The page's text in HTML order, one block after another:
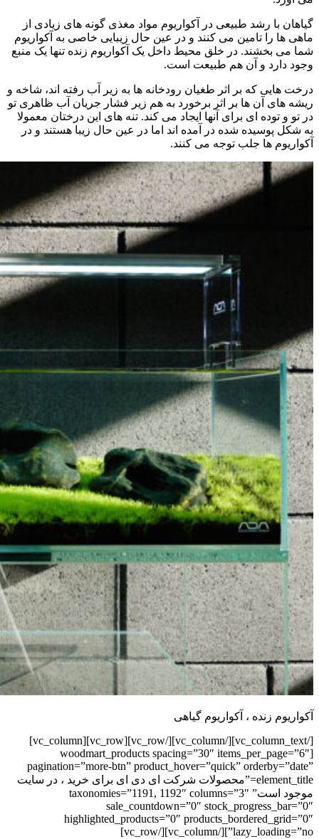
گیاهان با رشد طبیعی در آکواریوم مواد مغذی گونه های زیادی از
ماهی ها را تامین می کنند و در عین حال زیبایی خاصی به آکواریوم
شما می بخشند. در خلق محیط داخل یک آکواریوم زنده تنها یک منبع
وجود دارد و آن هم طبیعت است.
درخت هایی که بر اثر طغیان رودخانه ها به زیر آب رفته اند، شاخه و
ریشه های آن ها بر اثر برخورد به هم زیر فشار جریان آب ظاهری تو
در تو و توده ای برای آنها ایجاد می کند. تنه های این درختان معمولا
به شکل پوسیده شده در آمده اند اما در عین حال زیبا هستند و در
آکواریوم ها جلب توجه می کنند.
آکواریوم زنده ، آکواریوم گیاهی
[/vc_column_text][/vc_column][/vc_row][vc_row][vc_column]
[woodmart_products spacing=”30″ items_per_page=”6″
pagination=”more-btn” product_hover=”quick” orderby=”date”
element_title=”محصولات شرکت ای دی ای برای خرید ، در سایت
موجود است” taxonomies=”1191, 1192″ columns=”3″
sale_countdown=”0″ stock_progress_bar=”0″
highlighted_products=”0″ products_bordered_grid=”0″
lazy_loading=”no”][/vc_column][/vc_row]